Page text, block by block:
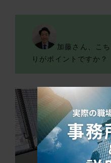
加藤さん、こ
りがポイントですか？